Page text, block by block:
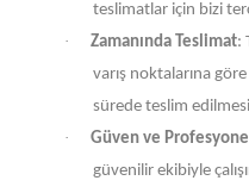
teslimatlar için bizi
·
Zamanında Teslimat:
varış noktalarına
sürede teslim
·
Güven ve
güvenilir ekibiyle